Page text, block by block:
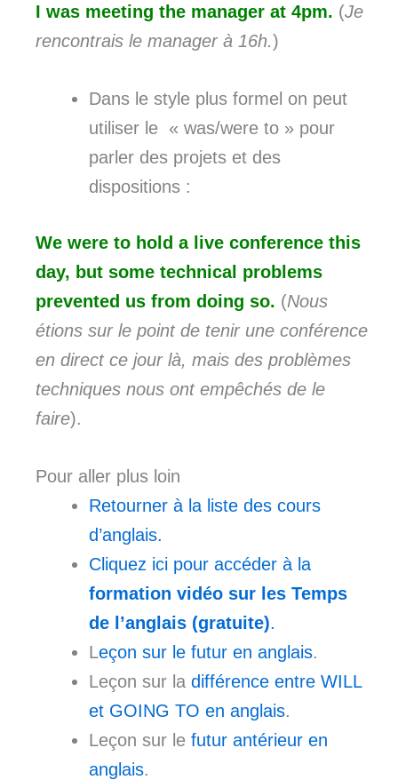
I was meeting the manager at 4pm. (Je
rencontrais le manager à 16h.)
Dans le style plus formel on peut
utiliser le « was/were to » pour
parler des projets et des
dispositions :
We were to hold a live conference this
day, but some technical problems
prevented us from doing so. (Nous
étions sur le point de tenir une conférence
en direct ce jour là, mais des problèmes
techniques nous ont empêchés de le
faire).
Pour aller plus loin
Retourner à la liste des cours
d’anglais.
Cliquez ici pour accéder à la
formation vidéo sur les Temps
de l’anglais (gratuite).
Leçon sur le futur en anglais.
Leçon sur la différence entre WILL
et GOING TO en anglais.
Leçon sur le futur antérieur en
anglais.